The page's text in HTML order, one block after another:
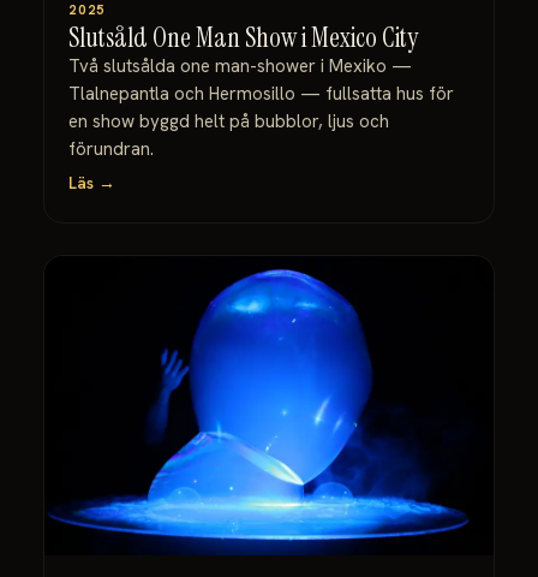
2025
Slutsåld One Man Show i Mexico City
Två slutsålda one man-shower i Mexiko —
Tlalnepantla och Hermosillo — fullsatta hus för
en show byggd helt på bubblor, ljus och
förundran.
Läs →